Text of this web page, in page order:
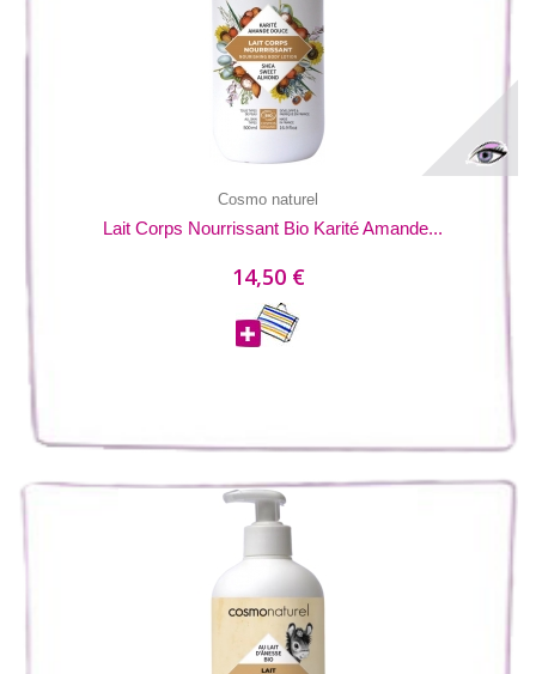
Cosmo naturel
Lait Corps Nourrissant Bio Karité Amande...
14,50 €